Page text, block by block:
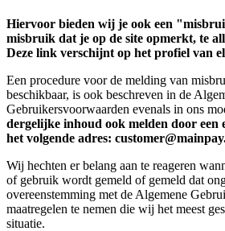
Hiervoor bieden wij je ook een
misbruik dat je op de site opmerkt, te
Deze link verschijnt op het profiel van
Een procedure voor de melding van
beschikbaar, is ook beschreven in de
Gebruikersvoorwaarden evenals in ons
dergelijke inhoud ook melden door een
het volgende adres:
Wij hechten er belang aan te reageren
of gebruik wordt gemeld of gemeld dat
overeenstemming met de Algemene
maatregelen te nemen die wij het meest
situatie.